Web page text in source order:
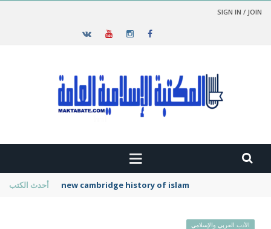
SIGN IN / JOIN
أحدث الكتب new cambridge history of islam
الأدب العربي والإسلامي